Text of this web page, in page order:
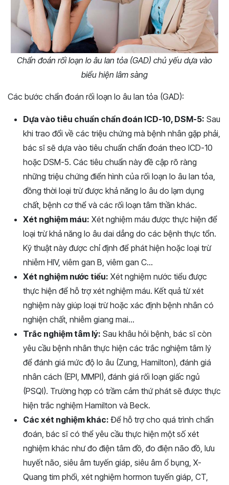
Chẩn đoán rối loạn lo âu lan tỏa (GAD) chủ yếu dựa vào
biểu hiện lâm sàng
Các bước chẩn đoán rối loạn lo âu lan tỏa (GAD):
Dựa vào tiêu chuẩn chẩn đoán ICD-10, DSM-5: Sau
khi trao đổi về các triệu chứng mà bệnh nhân gặp phải,
bác sĩ sẽ dựa vào tiêu chuẩn chẩn đoán theo ICD-10
hoặc DSM-5. Các tiêu chuẩn này đề cập rõ ràng
những triệu chứng điển hình của rối loạn lo âu lan tỏa,
đồng thời loại trừ được khả năng lo âu do lạm dụng
chất, bệnh cơ thể và các rối loạn tâm thần khác.
Xét nghiệm máu: Xét nghiệm máu được thực hiện để
loại trừ khả năng lo âu dai dẳng do các bệnh thực tổn.
Kỹ thuật này được chỉ định để phát hiện hoặc loại trừ
nhiễm HIV, viêm gan B, viêm gan C…
Xét nghiệm nước tiểu: Xét nghiệm nước tiểu được
thực hiện để hỗ trợ xét nghiệm máu. Kết quả từ xét
nghiệm này giúp loại trừ hoặc xác định bệnh nhân có
nghiện chất, nhiễm giang mai…
Trắc nghiệm tâm lý: Sau khâu hỏi bệnh, bác sĩ còn
yêu cầu bệnh nhân thực hiện các trắc nghiệm tâm lý
để đánh giá mức độ lo âu (Zung, Hamilton), đánh giá
nhân cách (EPI, MMPI), đánh giá rối loạn giấc ngủ
(PSQI). Trường hợp có trầm cảm thứ phát sẽ được thực
hiện trắc nghiệm Hamilton và Beck.
Các xét nghiệm khác: Để hỗ trợ cho quá trình chẩn
đoán, bác sĩ có thể yêu cầu thực hiện một số xét
nghiệm khác như đo điện tâm đồ, đo điện não đồ, lưu
huyết não, siêu âm tuyến giáp, siêu âm ổ bụng, X-
Quang tim phổi, xét nghiệm hormon tuyến giáp, CT,